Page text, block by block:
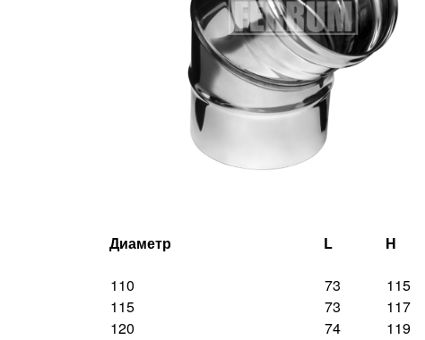
Диаметр
L H
110 73 115
115
73 117
120
74 119